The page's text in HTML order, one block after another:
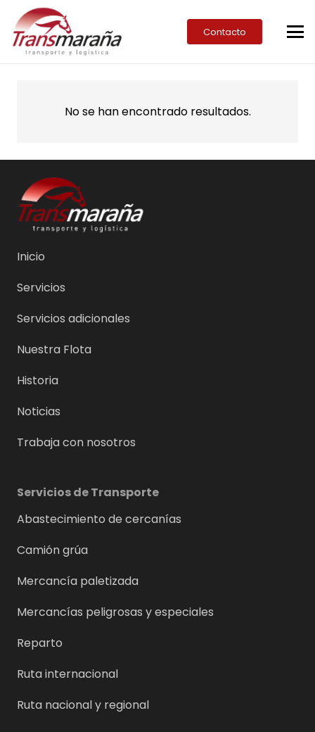
Contacto
No se han encontrado resultados.
Inicio
Servicios
Servicios adicionales
Nuestra Flota
Historia
Noticias
Trabaja con nosotros
Servicios de Transporte
Abastecimiento de cercanías
Camión grúa
Mercancía paletizada
Mercancías peligrosas y especiales
Reparto
Ruta internacional
Ruta nacional y regional